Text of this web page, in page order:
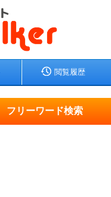
閲覧履歴
フリーワード検索